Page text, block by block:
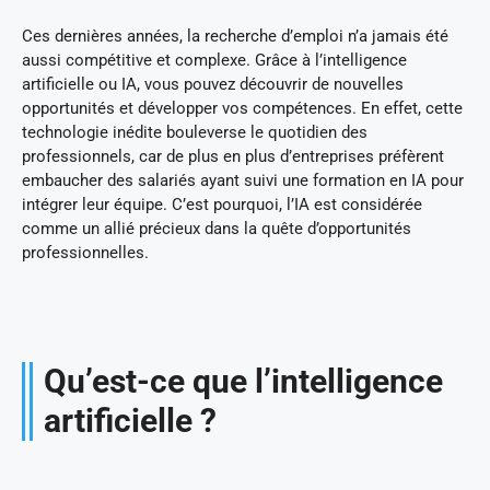
Ces dernières années, la recherche d’emploi n’a jamais été
aussi compétitive et complexe. Grâce à l’intelligence
artificielle ou IA, vous pouvez découvrir de nouvelles
opportunités et développer vos compétences. En effet, cette
technologie inédite bouleverse le quotidien des
professionnels, car de plus en plus d’entreprises préfèrent
embaucher des salariés ayant suivi une formation en IA pour
intégrer leur équipe. C’est pourquoi, l’IA est considérée
comme un allié précieux dans la quête d’opportunités
professionnelles.
Qu’est-ce que l’intelligence
artificielle ?